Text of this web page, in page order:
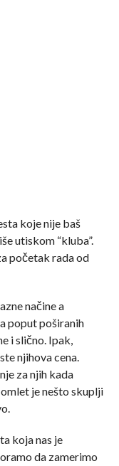
koje nije baš
utiskom “kluba”.
početak rada od
načine a
poput poširanih
i slično. Ipak,
njihova cena.
za njih kada
je nešto skuplji
koja nas je
da zamerimo